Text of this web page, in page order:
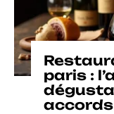
paris :